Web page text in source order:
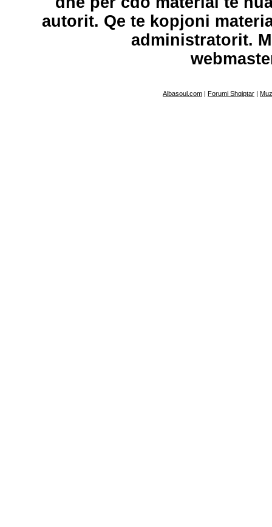
autorit. Qe te kopjoni
administratorit.
Albasoul.com | Forumi Shqiptar |